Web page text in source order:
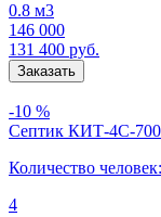
0.8 м3
146 000
131 400 руб.
-10 %
Септик КИТ-4С-700
Количество человек:
4